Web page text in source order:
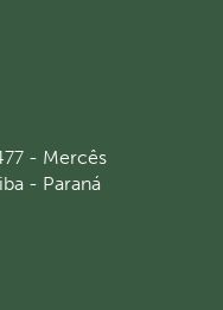
- Mercês
- Paraná